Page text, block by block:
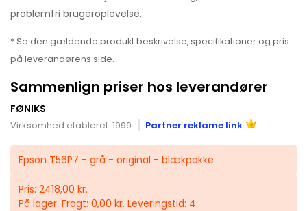
problemfri brugeroplevelse.
* Se den gældende produkt beskrivelse, specifikationer og pris
på leverandørens side.
Sammenlign priser hos leverandører
FØNIKS
Virksomhed etableret: 1999 Partner reklame link
Epson T56P7 - grå - original - blækpakke
Pris: 2418,00 kr.
På lager. Fragt: 0,00 kr. Leveringstid: 4.